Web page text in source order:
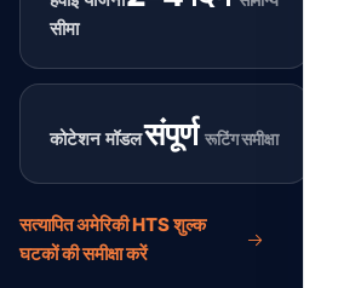
सीमा
कोटेशन मॉडलसंपूर्णरूटिंग समीक्षा
सत्यापित अमेरिकी HTS शुल्क
घटकों की समीक्षा करें